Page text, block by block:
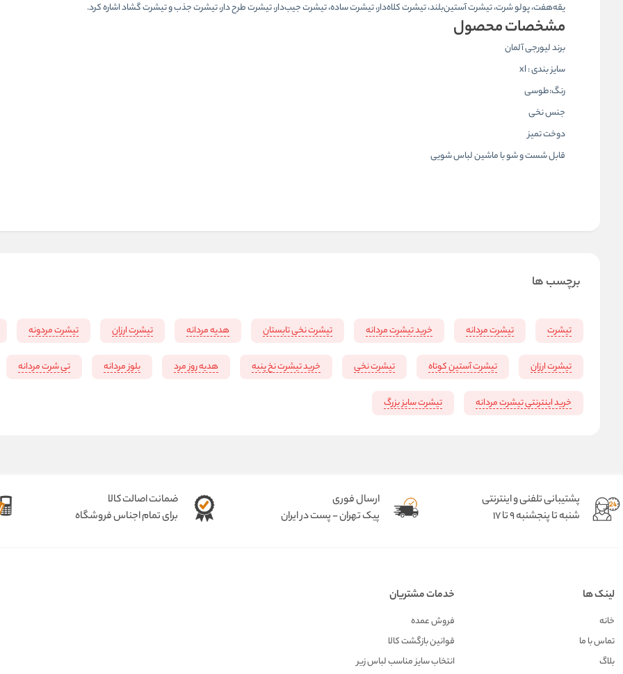
یقه‌هفت، پولو شرت، تیشرت آستین‌بلند، تیشرت کلاه‌دار، تیشرت ساده، تیشرت جیب‌دار، تیشرت طرح دار، تیشرت جذب و تیشرت گشاد اشاره کرد.
مشخصات محصول
برند لیورجی آلمان
سایز بندی : xl
رنگ:طوسی
جنس نخی
دوخت تمیز
قابل شست و شو با ماشین لباس شویی
برچسب ها
تیشرت تیشرت مردانه خرید تیشرت مردانه تیشرت نخی تابستان هدیه مردانه تیشرت ارزان تیشرت مردونه
‌تیشرت ارزان تیشرت آستین کوتاه تیشرت نخی خرید تیشرت نخ پنبه هدیه روز مرد بلوز مردانه تی شرت مردانه
خرید اینترنتی تیشرت مردانه تیشرت سایز بزرگ
پشتیبانی تلفنی و اینترنتی
شنبه تا پنجشنبه 9 تا 17
ارسال فوری
پیک تهران - پست در ایران
ضمانت اصالت کالا
برای تمام اجناس فروشگاه
لینک ها
خانه
تماس با ما
بلاگ
خدمات مشتریان
فروش عمده
قوانین بازگشت کالا
انتخاب سایز مناسب لباس زیر